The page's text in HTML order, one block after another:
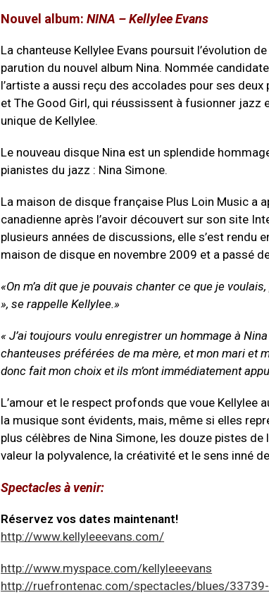
Nouvel album:NINA – Kellylee Evans
La chanteuse Kellylee Evans poursuit l’évolution
parution du nouvel album Nina. Nommée
l’artiste a aussi reçu des accolades pour ses
et The Good Girl, qui réussissent à fusionner jazz
unique de Kellylee.
Le nouveau disque Nina est un splendide
pianistes du jazz : Nina Simone.
La maison de disque française Plus Loin Music a
canadienne après l’avoir découvert sur son site
plusieurs années de discussions, elle s’est rendu
maison de disque en novembre 2009 et a passé
«On m’a dit que je pouvais chanter ce que je
», se rappelle Kellylee.»
« J’ai toujours voulu enregistrer un hommage à
chanteuses préférées de ma mère, et mon mari et
donc fait mon choix et ils m’ont immédiatement
L’amour et le respect profonds que voue Kellylee
la musique sont évidents, mais, même si elles
plus célèbres de Nina Simone, les douze pistes de
valeur la polyvalence, la créativité et le sens inné
Spectacles à venir:
Réservez vos dates maintenant!
http://www.kellyleeevans.com/
http://www.myspace.com/kellyleeevans
http://ruefrontenac.com/spectacles/blues/33739-